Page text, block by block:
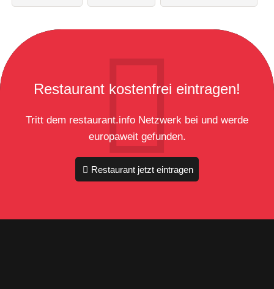
Restaurant kostenfrei eintragen!
Tritt dem restaurant.info Netzwerk bei und werde
europaweit gefunden.
Restaurant jetzt eintragen